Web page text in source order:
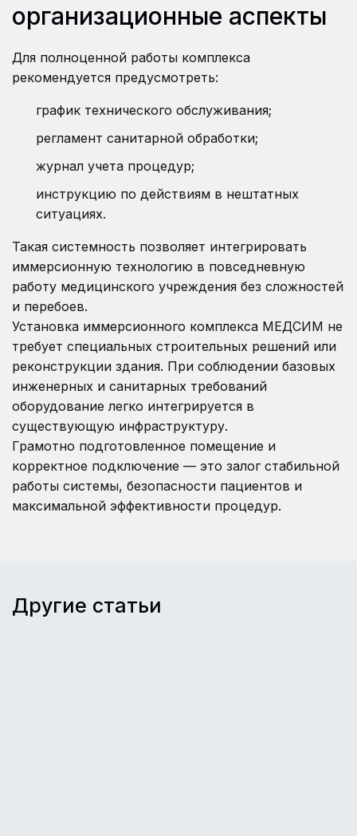
организационные аспекты
Для полноценной работы комплекса
рекомендуется предусмотреть:
график технического обслуживания;
регламент санитарной обработки;
журнал учета процедур;
инструкцию по действиям в нештатных
ситуациях.
Такая системность позволяет интегрировать
иммерсионную технологию в повседневную
работу медицинского учреждения без сложностей
и перебоев.
Установка иммерсионного комплекса МЕДСИМ не
требует специальных строительных решений или
реконструкции здания. При соблюдении базовых
инженерных и санитарных требований
оборудование легко интегрируется в
существующую инфраструктуру.
Грамотно подготовленное помещение и
корректное подключение — это залог стабильной
работы системы, безопасности пациентов и
максимальной эффективности процедур.
Другие статьи